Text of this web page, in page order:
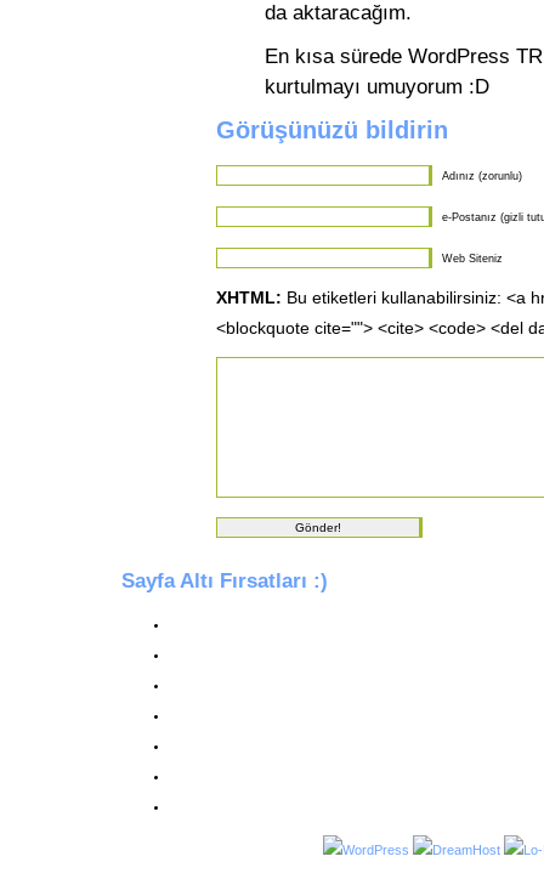
da aktaracağım.
En kısa sürede WordPress
kurtulmayı umuyorum :D
Görüşünüzü bildirin
Adınız (zorunlu)
e-Postanız (gizli
Web Siteniz
XHTML: Bu etiketleri kullanabilirsiniz: <a
<blockquote cite=""> <cite> <code> <del
Sayfa Altı Fırsatları :)